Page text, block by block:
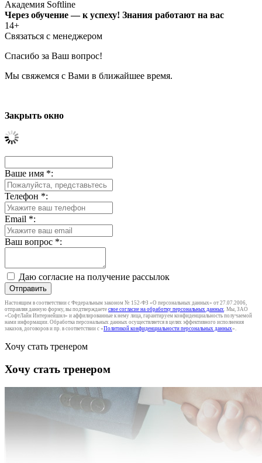
Академия Softline
Через обучение — к успеху! Знания работают на вас
14+
Связаться с менеджером
Спасибо за Ваш вопрос!
Мы свяжемся с Вами в ближайшее время.
Закрыть окно
Ваше имя *:
Телефон *:
Email *:
Ваш вопрос *:
Даю согласие на получение рассылок
Отправить
Настоящим в соответствии с Федеральным законом № 152-ФЗ «О персональных данных» от 27.07.2006,
отправляя данную форму, вы подтверждаете свое согласие на обработку персональных данных. Мы, ЗАО
«СофтЛайн Интернейшнл» и аффилированные к нему лица, гарантируем конфиденциальность получаемой
нами информации. Обработка персональных данных осуществляется в целях эффективного исполнения
заказов, договоров и пр. в соответствии с «Политикой конфиденциальности персональных данных».
Хочу стать тренером
Хочу стать тренером